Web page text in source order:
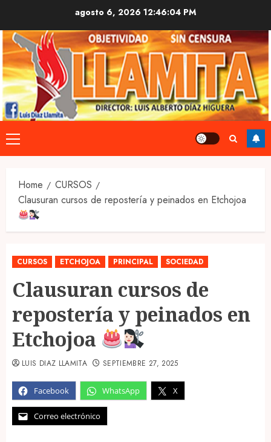
content
agosto 6, 2026 12:46:05 PM
Primary
Menu
Home
CURSOS
Clausuran cursos de repostería y peinados en Etchojoa
CURSOS ETCHOJOA PRINCIPAL SOCIEDAD
Clausuran cursos de
repostería y peinados en
Etchojoa
Facebook WhatsApp X
Correo electrónico
LUIS DIAZ LLAMITA SEPTIEMBRE 27, 2025